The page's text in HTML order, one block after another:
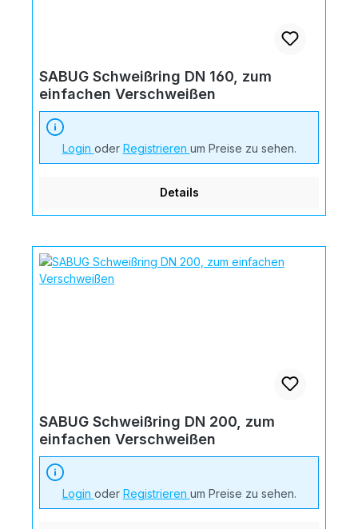
SABUG Schweißring DN 160, zum
einfachen Verschweißen
Login oder Registrieren um Preise zu sehen.
Details
SABUG Schweißring DN 200, zum
einfachen Verschweißen
Login oder Registrieren um Preise zu sehen.